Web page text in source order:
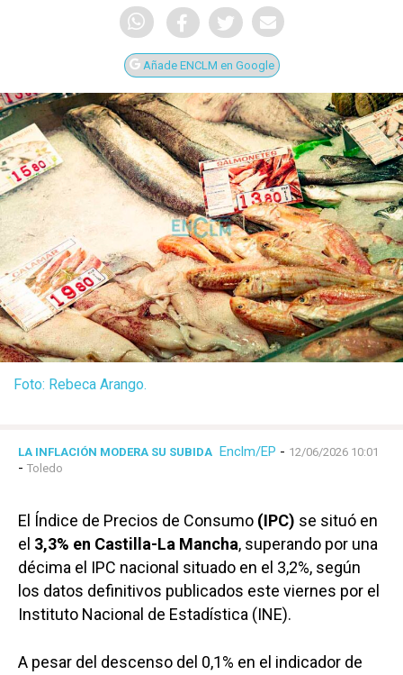
Añade ENCLM en Google
Foto: Rebeca Arango.
LA INFLACIÓN MODERA SU SUBIDA Enclm/EP - 12/06/2026 10:01
- Toledo
El Índice de Precios de Consumo (IPC) se situó en
el 3,3% en Castilla-La Mancha, superando por una
décima el IPC nacional situado en el 3,2%, según
los datos definitivos publicados este viernes por el
Instituto Nacional de Estadística (INE).
A pesar del descenso del 0,1% en el indicador de